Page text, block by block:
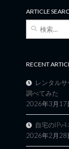
ARTICLE
RECENT
レンタル
調べてみた
2026年3月17
自宅の
2026年2月28